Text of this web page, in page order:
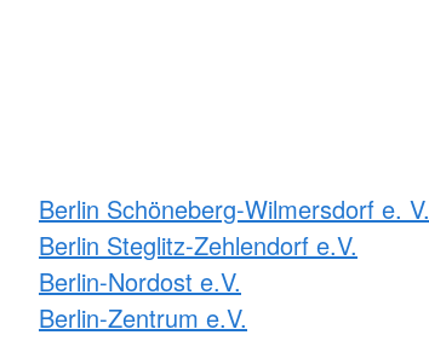
Berlin Schöneberg-Wilmersdorf e. V.
Berlin Steglitz-Zehlendorf e.V.
Berlin-Nordost e.V.
Berlin-Zentrum e.V.